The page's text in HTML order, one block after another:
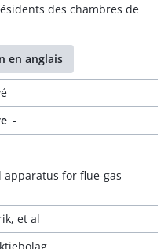
des chambres de
en anglais
-
apparatus for flue-gas
et al